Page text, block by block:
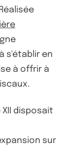
s'établir en
à offrir à
XII disposait
sur